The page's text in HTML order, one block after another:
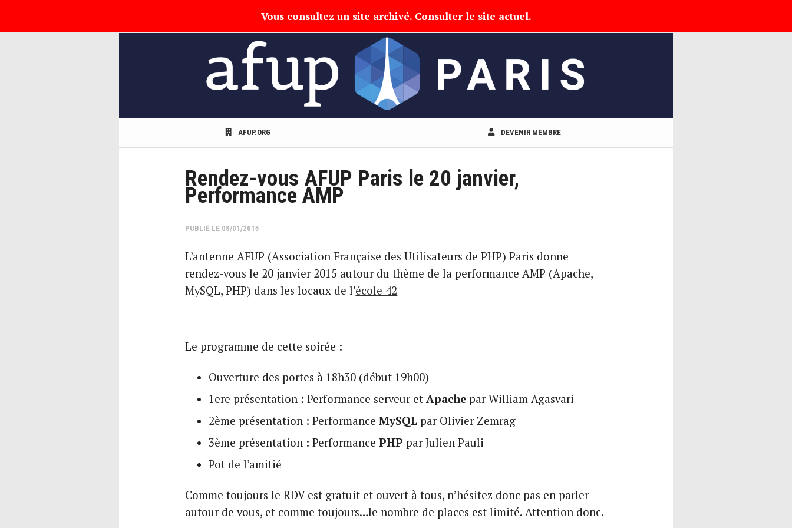
Vous consultez un site archivé. Consulter le site actuel.
AFUP.ORG DEVENIR MEMBRE
Rendez-vous AFUP Paris le 20 janvier,
Performance AMP
PUBLIÉ LE 08/01/2015
L’antenne AFUP (Association Française des Utilisateurs de PHP) Paris donne
rendez-vous le 20 janvier 2015 autour du thème de la performance AMP (Apache,
MySQL, PHP) dans les locaux de l’école 42
Le programme de cette soirée :
Ouverture des portes à 18h30 (début 19h00)
1ere présentation : Performance serveur etApache par William Agasvari
2ème présentation : PerformanceMySQL par Olivier Zemrag
3ème présentation : PerformancePHP par Julien Pauli
Pot de l’amitié
Comme toujours le RDV est gratuit et ouvert à tous, n’hésitez donc pas en parler
autour de vous, et comme toujours…le nombre de places est limité. Attention donc.